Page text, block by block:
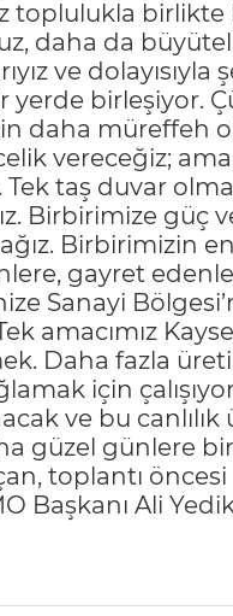
birlikte
daha da
ve
birleşiyor.
daha müreffeh
vereceğiz;
Tek taş duvar
Birbirimize güç
Birbirimizin
gayret
Sanayi
amacımız
Daha fazla
için
ve bu
güzel günlere
toplantı
Başkanı Ali